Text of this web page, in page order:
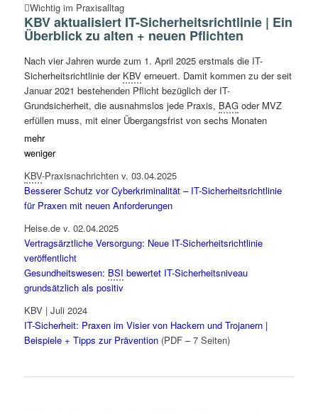
Wichtig im Praxisalltag
KBV aktualisiert IT-Sicherheitsrichtlinie | Ein
Überblick zu alten + neuen Pflichten
Nach vier Jahren wurde zum 1. April 2025 erstmals die IT-
Sicherheitsrichtlinie der KBVerneuert. Damit kommen zu der seit
Januar 2021 bestehenden Pflicht bezüglich der IT-
Grundsicherheit, die ausnahmslos jede Praxis, BAGoder MVZ
erfüllen muss, mit einer Übergangsfrist von sechs Monaten
weitere Vorgaben hinzu. Diese betreffen das Cloudcomputing,
aber vor allem den Bereich der Mitarbeiterschulung und -
Feststellung desBSI, dass „weniger die technische Ausstattung
als vielmehr Informationen der Schlüssel zur erfolgreichen
Etablierung von Informationssicherheit in der ambulanten
Versorgung“ seien (~Prägende Entwicklungen im eHealth-
Bereich 2024| PDF – 28 Seiten). Grundsätzlich können aber alle,
die bisher bei der IT-Sicherheit im Sinne der Anlagen 1 und 5 zur
Richtlinie, bzw. je nach Praxisgröße auch der Anlagen 2 und 3,
bisher gut aufgestellt sind, entspannt bleiben, da – anders als
nicht wirklich neue Anforderungen eingeführt werden.
Vielmehr geht es insgesamt bei der IT-Sicherheitsrichtlinie des
dem gesunden Menschenverstand entsprechen. Auch deshalb
mehr
weniger
KBV-Praxisnachrichten v. 03.04.2025
Besserer Schutz vor Cyberkriminalität – IT-Sicherheitsrichtlinie
für Praxen mit neuen Anforderungen
Heise.de v. 02.04.2025
Vertragsärztliche Versorgung: Neue IT-Sicherheitsrichtlinie
veröffentlicht
Gesundheitswesen: BSI bewertet IT-Sicherheitsniveau
grundsätzlich als positiv
KBV | Juli 2024
IT-Sicherheit: Praxen im Visier von Hackern und Trojanern |
Beispiele + Tipps zur Prävention(PDF – 7 Seiten)